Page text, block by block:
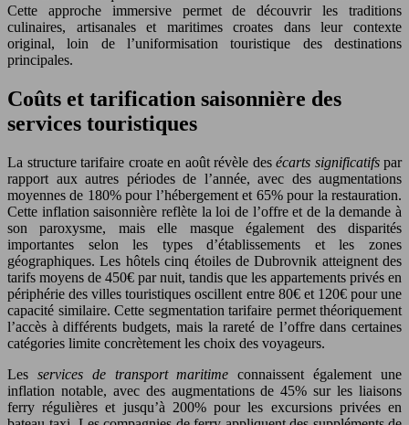
Cette approche immersive permet de découvrir les traditions
culinaires, artisanales et maritimes croates dans leur contexte
original, loin de l’uniformisation touristique des destinations
principales.
Coûts et tarification saisonnière des
services touristiques
La structure tarifaire croate en août révèle des écarts significatifspar
rapport aux autres périodes de l’année, avec des augmentations
moyennes de 180% pour l’hébergement et 65% pour la restauration.
Cette inflation saisonnière reflète la loi de l’offre et de la demande à
son paroxysme, mais elle masque également des disparités
importantes selon les types d’établissements et les zones
géographiques. Les hôtels cinq étoiles de Dubrovnik atteignent des
tarifs moyens de 450€ par nuit, tandis que les appartements privés en
périphérie des villes touristiques oscillent entre 80€ et 120€ pour une
capacité similaire. Cette segmentation tarifaire permet théoriquement
l’accès à différents budgets, mais la rareté de l’offre dans certaines
catégories limite concrètement les choix des voyageurs.
Les services de transport maritime connaissent également une
inflation notable, avec des augmentations de 45% sur les liaisons
ferry régulières et jusqu’à 200% pour les excursions privées en